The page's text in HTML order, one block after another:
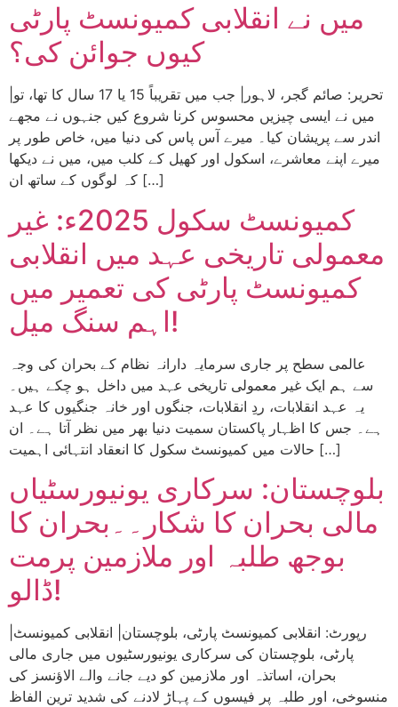
میں نے انقلابی کمیونسٹ پارٹی
کیوں جوائن کی؟
میں نے ایسی چیزیں محسوس کرنا شروع کیں جنہوں نے مجھے
اندر سے پریشان کیا۔ میرے آس پاس کی دنیا میں، خاص طور پر
میرے اپنے معاشرے، اسکول اور کھیل کے کلب میں، میں نے دیکھا
کہ لوگوں کے ساتھ ان […]
کمیونسٹ سکول 2025ء: غیر
معمولی تاریخی عہد میں انقلابی
کمیونسٹ پارٹی کی تعمیر میں
اہم سنگ میل!
عالمی سطح پر جاری سرمایہ دارانہ نظام کے بحران کی وجہ
سے ہم ایک غیر معمولی تاریخی عہد میں داخل ہو چکے ہیں۔
یہ عہد انقلابات، ردِ انقلابات، جنگوں اور خانہ جنگیوں کا عہد
ہے۔ جس کا اظہار پاکستان سمیت دنیا بھر میں نظر آتا ہے۔ ان
حالات میں کمیونسٹ سکول کا انعقاد انتہائی اہمیت […]
بلوچستان: سرکاری یونیورسٹیاں
مالی بحران کا شکار۔۔بحران کا
بوجھ طلبہ اور ملازمین پرمت
ڈالو!
پارٹی، بلوچستان کی سرکاری یونیورسٹیوں میں جاری مالی
بحران، اساتذہ اور ملازمین کو دیے جانے والے الاؤنسز کی
منسوخی، اور طلبہ پر فیسوں کے پہاڑ لادنے کی شدید ترین الفاظ